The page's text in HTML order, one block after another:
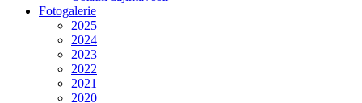
Fotogalerie
2025
2024
2023
2022
2021
2020